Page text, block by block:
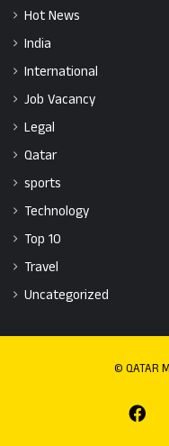
Hot News
India
International
Job Vacancy
Legal
Qatar
sports
Technology
Top 10
Travel
Uncategorized
© QATAR